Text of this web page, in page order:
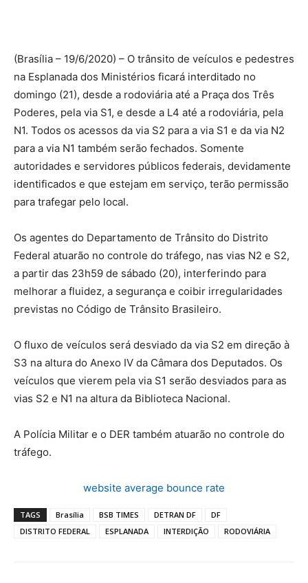
(Brasília – 19/6/2020) – O trânsito de veículos e pedestres
na Esplanada dos Ministérios ficará interditado no
domingo (21), desde a rodoviária até a Praça dos Três
Poderes, pela via S1, e desde a L4 até a rodoviária, pela
N1. Todos os acessos da via S2 para a via S1 e da via N2
para a via N1 também serão fechados. Somente
autoridades e servidores públicos federais, devidamente
identificados e que estejam em serviço, terão permissão
para trafegar pelo local.
Os agentes do Departamento de Trânsito do Distrito
Federal atuarão no controle do tráfego, nas vias N2 e S2,
a partir das 23h59 de sábado (20), interferindo para
melhorar a fluidez, a segurança e coibir irregularidades
previstas no Código de Trânsito Brasileiro.
O fluxo de veículos será desviado da via S2 em direção à
S3 na altura do Anexo IV da Câmara dos Deputados. Os
veículos que vierem pela via S1 serão desviados para as
vias S2 e N1 na altura da Biblioteca Nacional.
A Polícia Militar e o DER também atuarão no controle do
tráfego.
website average bounce rate
TAGS Brasília BSB TIMES DETRAN DF
DF
DISTRITO FEDERAL
ESPLANADA INTERDIÇÃO RODOVIÁRIA